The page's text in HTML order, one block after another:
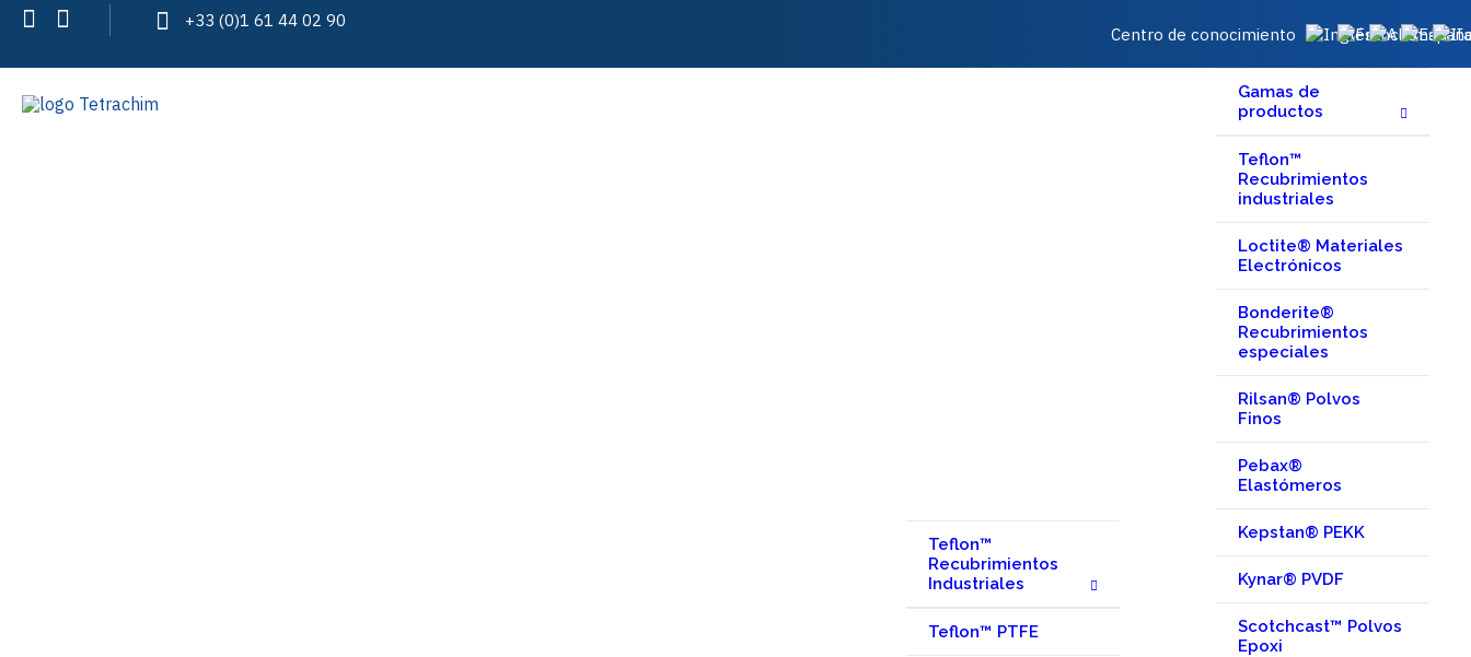
+33 (0)1 61 44 02 90
Centro de conocimiento
Teflon™
Recubrimientos
Industriales
Teflon™ PTFE
Gamas de
productos
Teflon™
Recubrimientos
industriales
Loctite® Materiales
Electrónicos
Bonderite®
Recubrimientos
especiales
Rilsan® Polvos
Finos
Pebax®
Elastómeros
Kepstan® PEKK
Kynar® PVDF
Scotchcast™ Polvos
Epoxi